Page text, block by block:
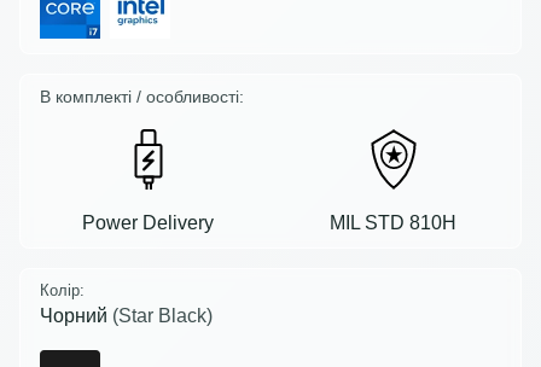
В комплекті / особливості:
Power Delivery MIL STD 810H
Колір:
Чорний (Star Black)